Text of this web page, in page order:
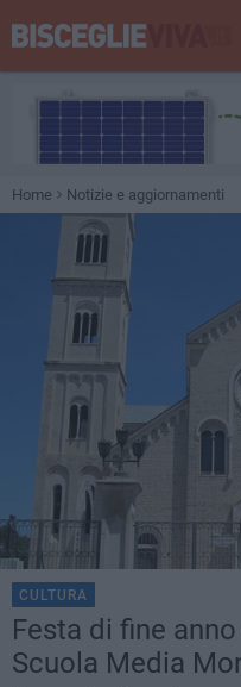
Home Notizie e aggiornamenti
CULTURA
Festa di fine
Scuola Media